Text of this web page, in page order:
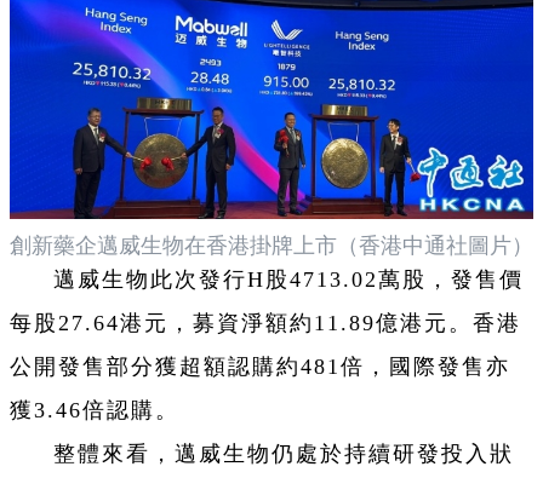
創新藥企邁威生物在香港掛牌上市（香港中通社圖片）
邁威生物此次發行H股4713.02萬股，發售價
每股27.64港元，募資淨額約11.89億港元。香港
公開發售部分獲超額認購約481倍，國際發售亦
獲3.46倍認購。
整體來看，邁威生物仍處於持續研發投入狀